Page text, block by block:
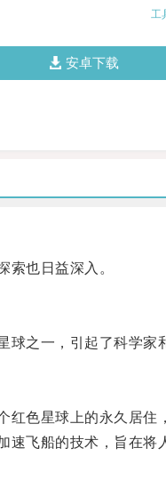
工
安卓下载
也日益深入。
之一，引起了科学家
色星球上的永久居住
飞船的技术，旨在将